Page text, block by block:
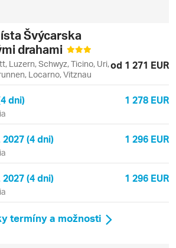
Švýcarska
drahami
Luzern, Schwyz, Ticino, Uri,
Locarno, Vitznau
od 1 271 EUR
dni) 1 278 EUR
2027 (4 dni) 1 296 EUR
2027 (4 dni) 1 296 EUR
termíny a možnosti